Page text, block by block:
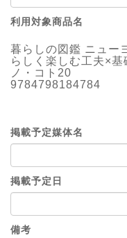
利用対象商品名
暮らしの図鑑 ニュー
らしく楽しむ工夫×
ノ・コト20
9784798184784
掲載予定媒体名
掲載予定日
備考